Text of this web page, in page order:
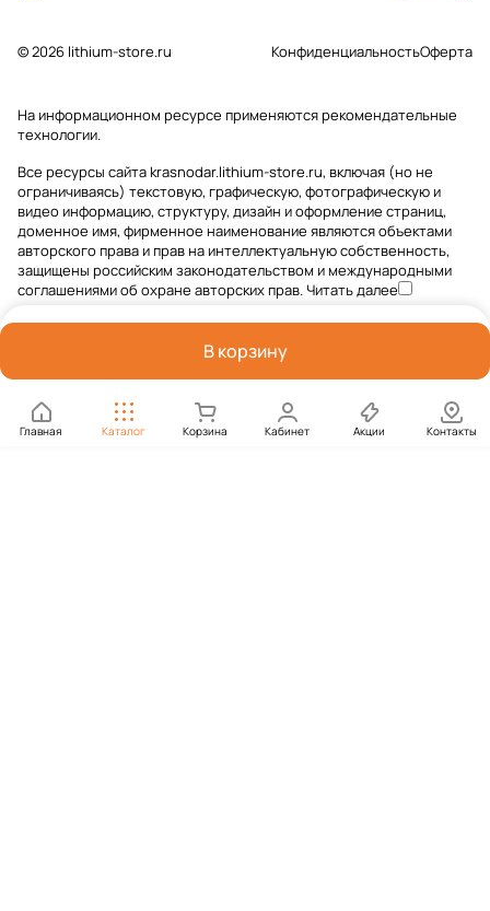
В корзину
Главная Каталог Корзина Кабинет Акции Контакты
© 2026 lithium-store.ru КонфиденциальностьОферта
На информационном ресурсе применяютсярекомендательные
технологии.
Все ресурсы сайта krasnodar.lithium-store.ru, включая (но не
ограничиваясь) текстовую, графическую, фотографическую и
видео информацию, структуру, дизайн и оформление страниц,
доменное имя, фирменное наименование являются объектами
авторского права и прав на интеллектуальную собственность,
защищены российским законодательством и международными
соглашениями об охране авторских прав.Читать далее